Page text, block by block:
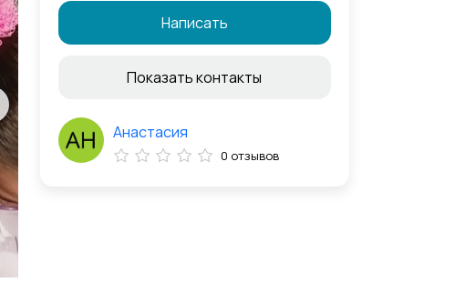
Написать
Показать контакты
Анастасия
0 отзывов